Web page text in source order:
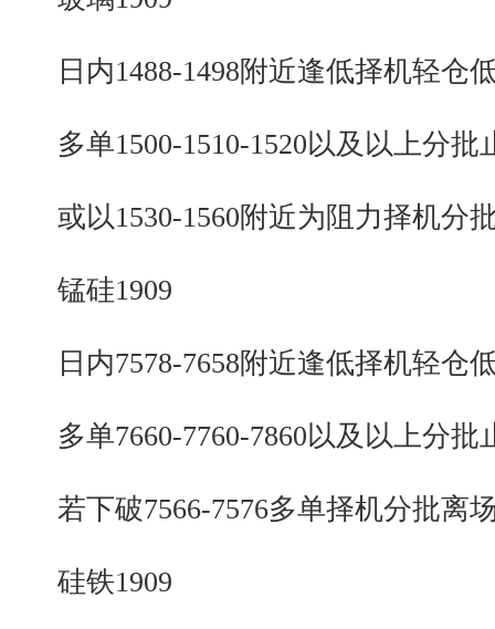
日内1488-1498附近逢低择机轻仓
多单1500-1510-1520以及以上分批
或以1530-1560附近为阻力择机分
锰硅1909
日内7578-7658附近逢低择机轻仓
多单7660-7760-7860以及以上分批
若下破7566-7576多单择机分批离
硅铁1909